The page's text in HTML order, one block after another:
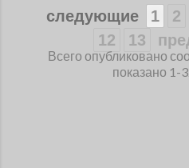
следующие 1 2
12 13
Всего опубликовано
показано 1-